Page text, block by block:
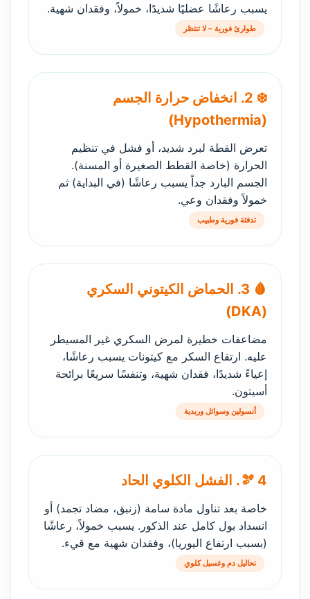
يسبب رعاشًا عضليًا شديدًا، خمولاً، وفقدان شهية.
طوارئ فورية – لا تنتظر
❄️ 2. انخفاض حرارة الجسم
(Hypothermia)
تعرض القطة لبرد شديد، أو فشل في تنظيم
الحرارة (خاصة القطط الصغيرة أو المسنة).
الجسم البارد جداً يسبب رعاشًا (في البداية) ثم
خمولاً وفقدان وعي.
تدفئة فورية وطبيب
🩸 3. الحماض الكيتوني السكري
(DKA)
مضاعفات خطيرة لمرض السكري غير المسيطر
عليه. ارتفاع السكر مع كيتونات يسبب رعاشًا،
إعياءً شديدًا، فقدان شهية، وتنفسًا سريعًا برائحة
أسيتون.
أنسولين وسوائل وريدية
🫘 4. الفشل الكلوي الحاد
خاصة بعد تناول مادة سامة (زنبق، مضاد تجمد) أو
انسداد بول كامل عند الذكور. يسبب خمولاً، رعاشًا
(بسبب ارتفاع اليوريا)، وفقدان شهية مع قيء.
تحاليل دم وغسيل كلوي